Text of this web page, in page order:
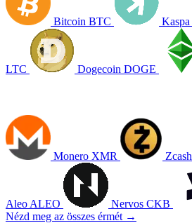
Bitcoin BTC Kaspa
LTC Dogecoin DOGE
Monero XMR Zcash
Aleo ALEO Nervos CKB
Nézd meg az összes érmét →